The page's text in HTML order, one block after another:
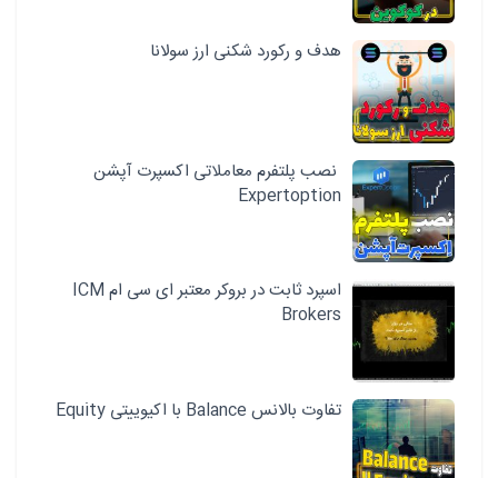
هدف و رکورد شکنی ارز سولانا
نصب پلتفرم معاملاتی اکسپرت آپشن
Expertoption
اسپرد ثابت در بروکر معتبر ای سی ام ICM
Brokers
تفاوت بالانس Balance با اکیوییتی Equity